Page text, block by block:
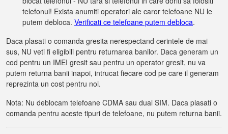
telefonul! Exista anumiti operatori ale caror telefoane NU le
putem debloca. Verificati ce telefoane putem debloca.
Daca plasati o comanda gresita nerespectand cerintele de mai
sus, NU veti fi eligibili pentru returnarea banilor. Daca generam un
cod pentru un IMEI gresit sau pentru un operator gresit, nu va
putem returna banii inapoi, intrucat fiecare cod pe care il generam
reprezinta un cost pentru noi.
Nota: Nu deblocam telefoane CDMA sau dual SIM. Daca plasati o
comanda pentru aceste tipuri de telefoane, nu putem returna banii.